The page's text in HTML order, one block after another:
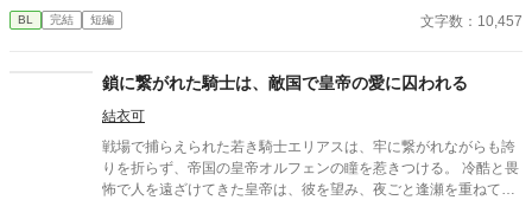
BL 完結 短編 文字数：10,457
鎖に繋がれた騎士は、敵国で皇帝の愛に囚われる
結衣可
戦場で捕らえられた若き騎士エリアスは、牢に繋がれながらも誇
りを折らず、帝国の皇帝オルフェンの瞳を惹きつける。 冷酷と畏
怖で人を遠ざけてきた皇帝は、彼を望み、夜ごと逢瀬を重ねてい